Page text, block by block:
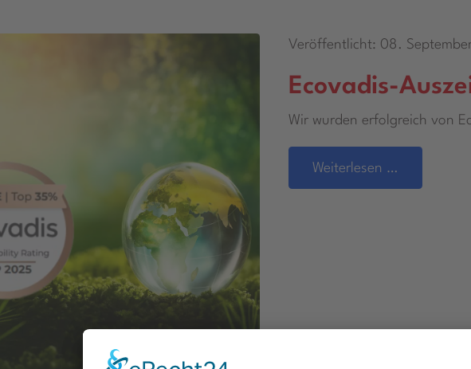
Veröffentlicht: 08.
Ecovadis-
Wir wurden erfolgreich von
Weiterlesen …